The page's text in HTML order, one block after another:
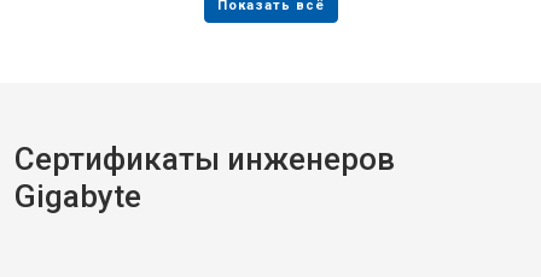
Сертификаты инженеров
Gigabyte